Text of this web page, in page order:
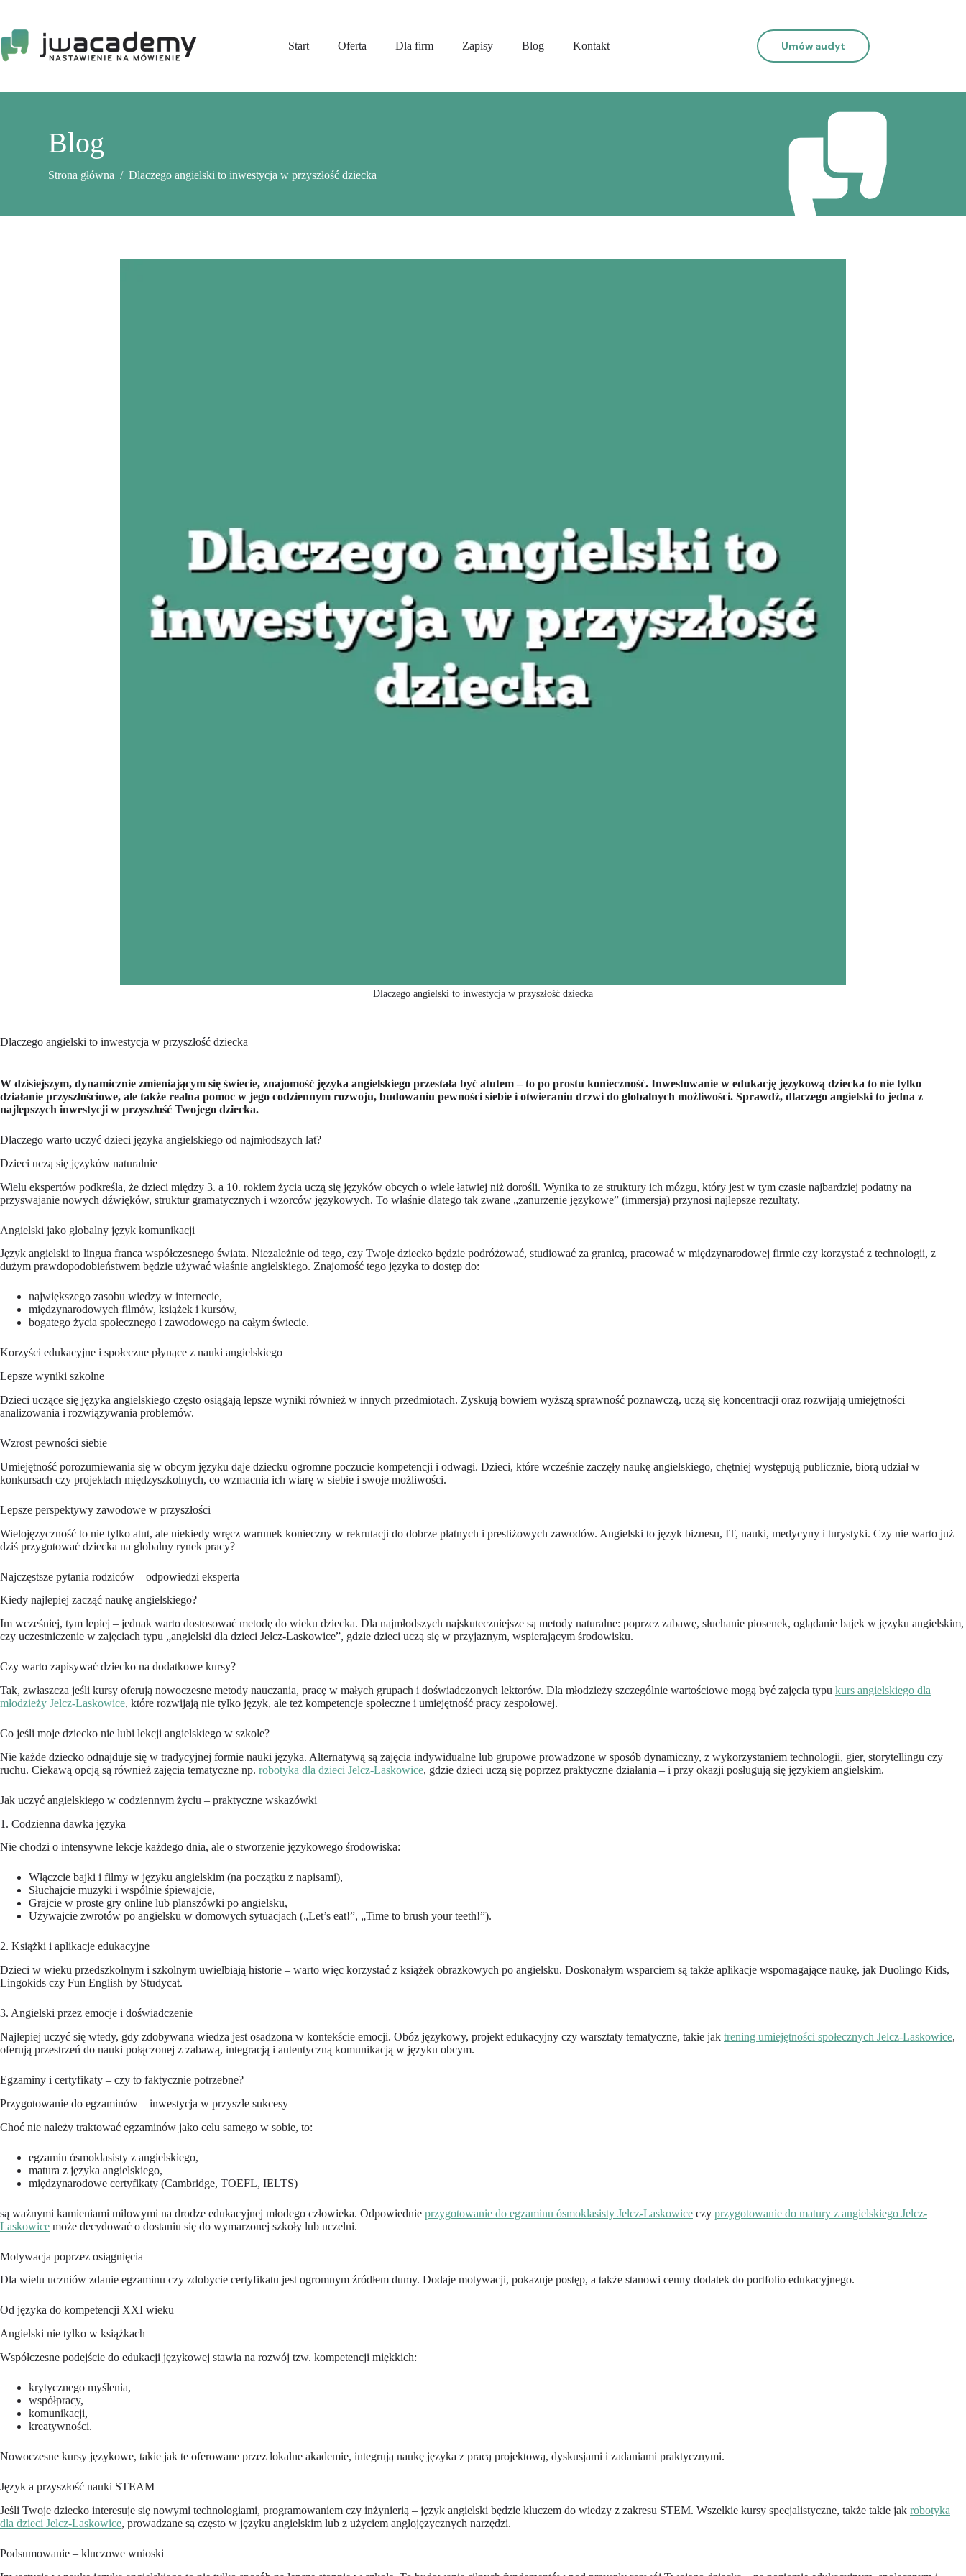
treści
Start
Oferta Dla firm Zapisy Blog Kontakt Umów audyt
Blog
Strona główna / Dlaczego angielski to inwestycja w przyszłość dziecka
Dlaczego angielski to inwestycja w przyszłość dziecka
Dlaczego angielski to inwestycja w przyszłość dziecka
W dzisiejszym, dynamicznie zmieniającym się świecie, znajomość języka angielskiego przestała być atutem – to po prostu konieczność. Inwestowanie w edukację językową dziecka to nie tylko
działanie przyszłościowe, ale także realna pomoc w jego codziennym rozwoju, budowaniu pewności siebie i otwieraniu drzwi do globalnych możliwości. Sprawdź, dlaczego angielski to jedna z
najlepszych inwestycji w przyszłość Twojego dziecka.
Dlaczego warto uczyć dzieci języka angielskiego od najmłodszych lat?
Dzieci uczą się języków naturalnie
Wielu ekspertów podkreśla, że dzieci między 3. a 10. rokiem życia uczą się języków obcych o wiele łatwiej niż dorośli. Wynika to ze struktury ich mózgu, który jest w tym czasie najbardziej podatny na
przyswajanie nowych dźwięków, struktur gramatycznych i wzorców językowych. To właśnie dlatego tak zwane „zanurzenie językowe” (immersja) przynosi najlepsze rezultaty.
Angielski jako globalny język komunikacji
Język angielski to lingua franca współczesnego świata. Niezależnie od tego, czy Twoje dziecko będzie podróżować, studiować za granicą, pracować w międzynarodowej firmie czy korzystać z technologii, z
dużym prawdopodobieństwem będzie używać właśnie angielskiego. Znajomość tego języka to dostęp do:
największego zasobu wiedzy w internecie,
międzynarodowych filmów, książek i kursów,
bogatego życia społecznego i zawodowego na całym świecie.
Korzyści edukacyjne i społeczne płynące z nauki angielskiego
Lepsze wyniki szkolne
Dzieci uczące się języka angielskiego często osiągają lepsze wyniki również w innych przedmiotach. Zyskują bowiem wyższą sprawność poznawczą, uczą się koncentracji oraz rozwijają umiejętności
analizowania i rozwiązywania problemów.
Wzrost pewności siebie
Umiejętność porozumiewania się w obcym języku daje dziecku ogromne poczucie kompetencji i odwagi. Dzieci, które wcześnie zaczęły naukę angielskiego, chętniej występują publicznie, biorą udział w
konkursach czy projektach międzyszkolnych, co wzmacnia ich wiarę w siebie i swoje możliwości.
Lepsze perspektywy zawodowe w przyszłości
Wielojęzyczność to nie tylko atut, ale niekiedy wręcz warunek konieczny w rekrutacji do dobrze płatnych i prestiżowych zawodów. Angielski to język biznesu, IT, nauki, medycyny i turystyki. Czy nie warto już
dziś przygotować dziecka na globalny rynek pracy?
Najczęstsze pytania rodziców – odpowiedzi eksperta
Kiedy najlepiej zacząć naukę angielskiego?
Im wcześniej, tym lepiej – jednak warto dostosować metodę do wieku dziecka. Dla najmłodszych najskuteczniejsze są metody naturalne: poprzez zabawę, słuchanie piosenek, oglądanie bajek w języku angielskim,
czy uczestniczenie w zajęciach typu „angielski dla dzieci Jelcz-Laskowice”, gdzie dzieci uczą się w przyjaznym, wspierającym środowisku.
Czy warto zapisywać dziecko na dodatkowe kursy?
Tak, zwłaszcza jeśli kursy oferują nowoczesne metody nauczania, pracę w małych grupach i doświadczonych lektorów. Dla młodzieży szczególnie wartościowe mogą być zajęcia typu kurs angielskiego dla
młodzieży Jelcz-Laskowice, które rozwijają nie tylko język, ale też kompetencje społeczne i umiejętność pracy zespołowej.
Co jeśli moje dziecko nie lubi lekcji angielskiego w szkole?
Nie każde dziecko odnajduje się w tradycyjnej formie nauki języka. Alternatywą są zajęcia indywidualne lub grupowe prowadzone w sposób dynamiczny, z wykorzystaniem technologii, gier, storytellingu czy
ruchu. Ciekawą opcją są również zajęcia tematyczne np. robotyka dla dzieci Jelcz-Laskowice, gdzie dzieci uczą się poprzez praktyczne działania – i przy okazji posługują się językiem angielskim.
Jak uczyć angielskiego w codziennym życiu – praktyczne wskazówki
1. Codzienna dawka języka
Nie chodzi o intensywne lekcje każdego dnia, ale o stworzenie językowego środowiska:
Włączcie bajki i filmy w języku angielskim (na początku z napisami),
Słuchajcie muzyki i wspólnie śpiewajcie,
Grajcie w proste gry online lub planszówki po angielsku,
Używajcie zwrotów po angielsku w domowych sytuacjach („Let’s eat!”, „Time to brush your teeth!”).
2. Książki i aplikacje edukacyjne
Dzieci w wieku przedszkolnym i szkolnym uwielbiają historie – warto więc korzystać z książek obrazkowych po angielsku. Doskonałym wsparciem są także aplikacje wspomagające naukę, jak Duolingo Kids,
Lingokids czy Fun English by Studycat.
3. Angielski przez emocje i doświadczenie
Najlepiej uczyć się wtedy, gdy zdobywana wiedza jest osadzona w kontekście emocji. Obóz językowy, projekt edukacyjny czy warsztaty tematyczne, takie jak trening umiejętności społecznych Jelcz-Laskowice,
oferują przestrzeń do nauki połączonej z zabawą, integracją i autentyczną komunikacją w języku obcym.
Egzaminy i certyfikaty – czy to faktycznie potrzebne?
Przygotowanie do egzaminów – inwestycja w przyszłe sukcesy
Choć nie należy traktować egzaminów jako celu samego w sobie, to:
egzamin ósmoklasisty z angielskiego,
matura z języka angielskiego,
międzynarodowe certyfikaty (Cambridge, TOEFL, IELTS)
są ważnymi kamieniami milowymi na drodze edukacyjnej młodego człowieka. Odpowiednie przygotowanie do egzaminu ósmoklasisty Jelcz-Laskowice czy przygotowanie do matury z angielskiego Jelcz-
Laskowice może decydować o dostaniu się do wymarzonej szkoły lub uczelni.
Motywacja poprzez osiągnięcia
Dla wielu uczniów zdanie egzaminu czy zdobycie certyfikatu jest ogromnym źródłem dumy. Dodaje motywacji, pokazuje postęp, a także stanowi cenny dodatek do portfolio edukacyjnego.
Od języka do kompetencji XXI wieku
Angielski nie tylko w książkach
Współczesne podejście do edukacji językowej stawia na rozwój tzw. kompetencji miękkich:
krytycznego myślenia,
współpracy,
komunikacji,
kreatywności.
Nowoczesne kursy językowe, takie jak te oferowane przez lokalne akademie, integrują naukę języka z pracą projektową, dyskusjami i zadaniami praktycznymi.
Język a przyszłość nauki STEAM
Jeśli Twoje dziecko interesuje się nowymi technologiami, programowaniem czy inżynierią – język angielski będzie kluczem do wiedzy z zakresu STEM. Wszelkie kursy specjalistyczne, także takie jak robotyka
dla dzieci Jelcz-Laskowice, prowadzane są często w języku angielskim lub z użyciem anglojęzycznych narzędzi.
Podsumowanie – kluczowe wnioski